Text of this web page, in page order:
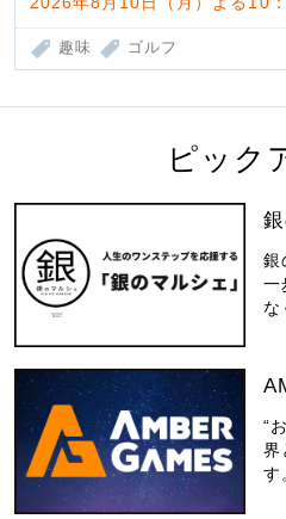
趣味 ゴルフ
ピック
銀
一
な
“
界
す